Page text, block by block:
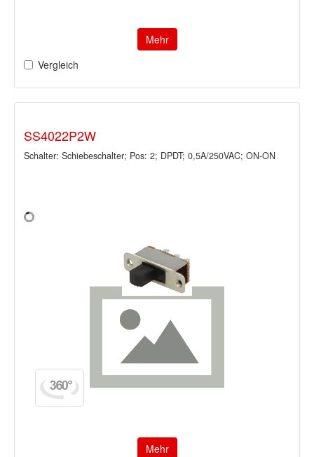
Mehr
Vergleich
SS4022P2W
Schalter: Schiebeschalter; Pos: 2; DPDT; 0,5A/250VAC; ON-ON
Mehr